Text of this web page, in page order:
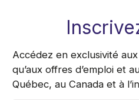
Accédez en exclusivité
qu’aux offres d’emploi et
Québec, au Canada et à
réalités
dans
25.03.2022
Un
au